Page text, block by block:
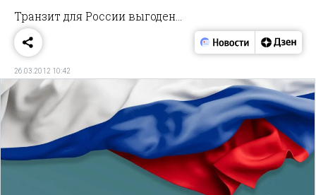
Транзит для России выгоден…
26.03.2012 10:42